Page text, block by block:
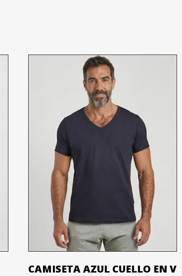
CAMISETA AZUL CUELLO EN V